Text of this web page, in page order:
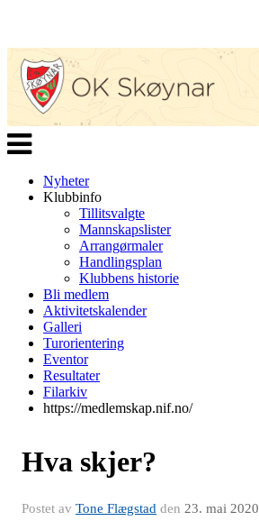
Veksle
navigasjon
Nyheter
Klubbinfo
Tillitsvalgte
Mannskapslister
Arrangørmaler
Handlingsplan
Klubbens historie
Bli medlem
Aktivitetskalender
Galleri
Turorientering
Eventor
Resultater
Filarkiv
https://medlemskap.nif.no/
Hva skjer?
Postet av Tone Flægstad den 23. mai 2020